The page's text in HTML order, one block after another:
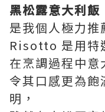
黑松露意大利
是我個人極力推
Risotto 是用特
在烹調過程中意
令其口感更為飽
明，